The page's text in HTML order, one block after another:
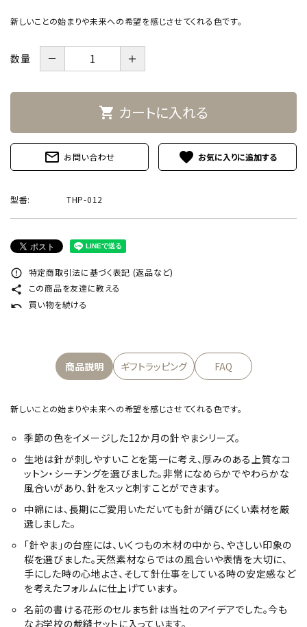
新しいことの始まりや未来への希望を感じさせてくれる色です。
数量 － ＋
shopping_cart カートに入れる
mail_outline お問い合わせ favorite
型番: THP-012
error_outline 特定商取引法に基づく表記 (返品など)
share この商品を友達に教える
undo 買い物を続ける
商品説明 ギフトラッピング FAQ
新しいことの始まりや未来への希望を感じさせてくれる色です。
季節の色をイメージした12か月の針やまシリーズ。
生地は針が刺しやすいことを第一に考え、厚みのある上質なコ
ットン・シーチングを選びました。非常になめらかでやわらかな
風合いがあり、針をスッと刺すことができます。
中綿には、長期にご愛用いただいても針が錆びにくい素材を厳
選しました。
「針やま」の台座には、いくつもの木材の中から、やさしい印象の
桜を選びました。天然素材ならではの風合いや表情を大切に、
手にした時の心地よさ、そして針仕事をしている時の安定感など
を考えたフォルムに仕上げています。
名前の書ける花形のセルまち針は当社のアイデアでした。今も
なお学校の裁縫セットに入っています。